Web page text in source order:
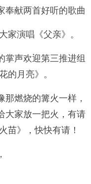
奉献两首好听的歌曲
家演唱《父亲》。
掌声欢迎第三推进组
的月亮》。
燃烧的篝火一样，
大家放一把火，有请
苗》，快快有请！